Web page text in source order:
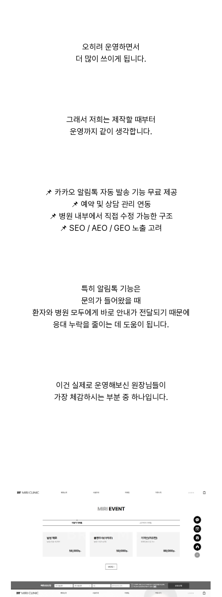
오히려 운영하면서
더 많이 쓰이게 됩니다.
그래서 저희는 제작할 때부터
운영까지 같이 생각합니다.
📌 카카오 알림톡 자동 발송 기능 무료 제공
📌 예약 및 상담 관리 연동
📌 병원 내부에서 직접 수정 가능한 구조
📌 SEO / AEO / GEO 노출 고려
특히 알림톡 기능은
문의가 들어왔을 때
환자와 병원 모두에게 바로 안내가 전달되기 때문에
응대 누락을 줄이는 데 도움이 됩니다.
이건 실제로 운영해보신 원장님들이
가장 체감하시는 부분 중 하나입니다.